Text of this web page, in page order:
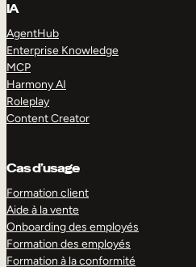
IA
AgentHub
Enterprise Knowledge
MCP
Harmony AI
Roleplay
Content Creator
Cas d’usage
Formation client
Aide à la vente
Onboarding des employés
Formation des employés
Formation à la conformité